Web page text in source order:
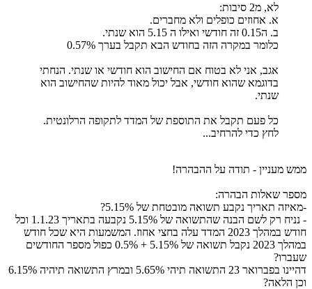
לא, מ2 סיבות:
א. אחוזים כופלים ולא מחברים.
ב. ה0.15 זה חודשי ואילו ה 5.15 הוא שנתי.
כלומר במקרה הזה בחודש הבא תקבל בערך 0.57%
אגב, אני לא בטוח אם החישוב הוא חודשי או שנתי. הנחתי
בדוגמא שהוא חודשי, אבל יכול מאוד להיות שהחישוב הוא
שנתי.
כל פעם תקבל את התוספת של המדד לתקופה הרלונטית.
לחץ כדי להרחיב...
ממש מעניין - תודה על ההבהרה!
מספר שאלות הבהרה:
-מאיזה תאריך נקבע תשואה מובטחת של 5.15%?
- נניח רק לשם הבנה שהתשואה של 5.15% נקבעה בתאריך 1.1.23 וכל
חודש במהלך 2023 המדד עלה בחצי אחוז. המשמעות היא שכל חודש
במהלך 2023 נקבל תשואה של 5.15% + 0.5% כפול מספר החודשים
שעברו?
דהיינו בפברואר 23 התשואה תיהי 5.65% ובמרץ התשואה תיהיה 6.15%
וכן הלאה?